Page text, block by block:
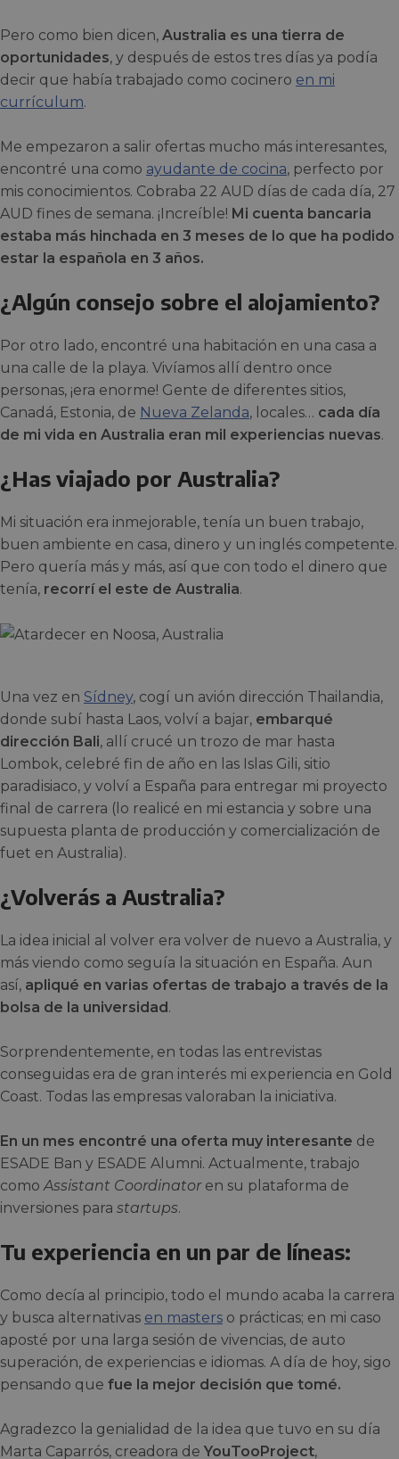
Pero como bien dicen, Australia es una tierra de
oportunidades, y después de estos tres días ya podía
decir que había trabajado como cocinero en mi
currículum.
Me empezaron a salir ofertas mucho más interesantes,
encontré una como ayudante de cocina, perfecto por
mis conocimientos. Cobraba 22 AUD días de cada día, 27
AUD fines de semana. ¡Increíble! Mi cuenta bancaria
estaba más hinchada en 3 meses de lo que ha podido
estar la española en 3 años.
¿Algún consejo sobre el alojamiento?
Por otro lado, encontré una habitación en una casa a
una calle de la playa. Vivíamos allí dentro once
personas, ¡era enorme! Gente de diferentes sitios,
Canadá, Estonia, de Nueva Zelanda, locales… cada día
de mi vida en Australia eran mil experiencias nuevas.
¿Has viajado por Australia?
Mi situación era inmejorable, tenía un buen trabajo,
buen ambiente en casa, dinero y un inglés competente.
Pero quería más y más, así que con todo el dinero que
tenía, recorrí el este de Australia.
Una vez en Sídney, cogí un avión dirección Thailandia,
donde subí hasta Laos, volví a bajar, embarqué
dirección Bali, allí crucé un trozo de mar hasta
Lombok, celebré fin de año en las Islas Gili, sitio
paradisiaco, y volví a España para entregar mi proyecto
final de carrera (lo realicé en mi estancia y sobre una
supuesta planta de producción y comercialización de
fuet en Australia).
¿Volverás a Australia?
La idea inicial al volver era volver de nuevo a Australia, y
más viendo como seguía la situación en España. Aun
así, apliqué en varias ofertas de trabajo a través de la
bolsa de la universidad.
Sorprendentemente, en todas las entrevistas
conseguidas era de gran interés mi experiencia en Gold
Coast. Todas las empresas valoraban la iniciativa.
En un mes encontré una oferta muy interesante de
ESADE Ban y ESADE Alumni. Actualmente, trabajo
comoAssistant Coordinatoren su plataforma de
inversiones para startups.
Tu experiencia en un par de líneas:
Como decía al principio, todo el mundo acaba la carrera
y busca alternativas en masters o prácticas; en mi caso
aposté por una larga sesión de vivencias, de auto
superación, de experiencias e idiomas. A día de hoy, sigo
pensando que fue la mejor decisión que tomé.
Agradezco la genialidad de la idea que tuvo en su día
Marta Caparrós, creadora de YouTooProject,